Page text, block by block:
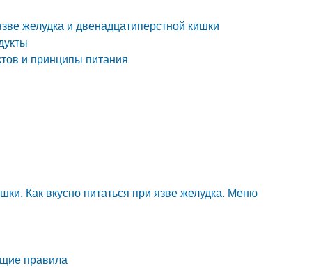
желудка и двенадцатиперстной кишки
и принципы питания
Как вкусно питаться при язве желудка. Меню
правила